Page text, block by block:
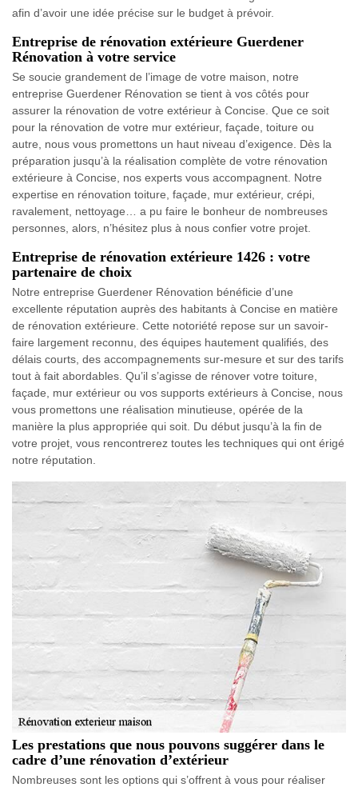
afin d’avoir une idée précise sur le budget à prévoir.
Entreprise de rénovation extérieure Guerdener
Rénovation à votre service
Se soucie grandement de l’image de votre maison, notre
entreprise Guerdener Rénovation se tient à vos côtés pour
assurer la rénovation de votre extérieur à Concise. Que ce soit
pour la rénovation de votre mur extérieur, façade, toiture ou
autre, nous vous promettons un haut niveau d’exigence. Dès la
préparation jusqu’à la réalisation complète de votre rénovation
extérieure à Concise, nos experts vous accompagnent. Notre
expertise en rénovation toiture, façade, mur extérieur, crépi,
ravalement, nettoyage… a pu faire le bonheur de nombreuses
personnes, alors, n’hésitez plus à nous confier votre projet.
Entreprise de rénovation extérieure 1426 : votre
partenaire de choix
Notre entreprise Guerdener Rénovation bénéficie d’une
excellente réputation auprès des habitants à Concise en matière
de rénovation extérieure. Cette notoriété repose sur un savoir-
faire largement reconnu, des équipes hautement qualifiés, des
délais courts, des accompagnements sur-mesure et sur des tarifs
tout à fait abordables. Qu’il s’agisse de rénover votre toiture,
façade, mur extérieur ou vos supports extérieurs à Concise, nous
vous promettons une réalisation minutieuse, opérée de la
manière la plus appropriée qui soit. Du début jusqu’à la fin de
votre projet, vous rencontrerez toutes les techniques qui ont érigé
notre réputation.
Les prestations que nous pouvons suggérer dans le
cadre d’une rénovation d’extérieur
Nombreuses sont les options qui s’offrent à vous pour réaliser